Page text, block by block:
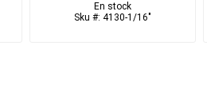
En stock
Sku #: 4130-1/16"